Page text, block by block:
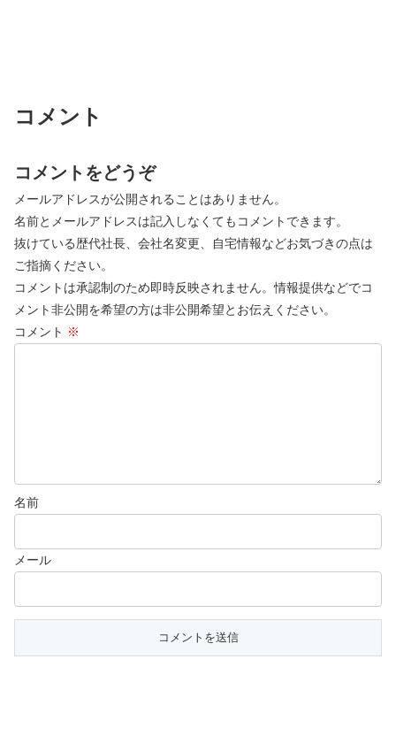
コメント
コメントをどうぞ
メールアドレスが公開されることはありません。
名前とメールアドレスは記入しなくてもコメントできます。
抜けている歴代社長、会社名変更、自宅情報などお気づきの点は
ご指摘ください。
コメントは承認制のため即時反映されません。情報提供などでコ
メント非公開を希望の方は非公開希望とお伝えください。
コメント ※
名前
メール